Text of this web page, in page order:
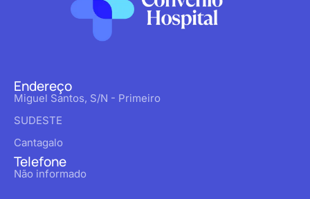
Endereço
Miguel Santos, S/N - Primeiro
SUDESTE
Cantagalo
Telefone
Não informado